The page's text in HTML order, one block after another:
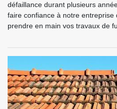
défaillance durant plusieurs
faire confiance à notre
prendre en main vos travaux de